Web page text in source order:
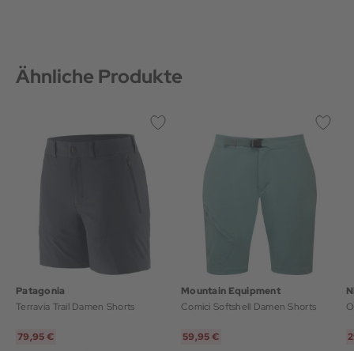
Ähnliche Produkte
Patagonia
Terravia Trail Damen Shorts
79,95 €
Mountain Equipment
Comici Softshell Damen Shorts
59,95 €